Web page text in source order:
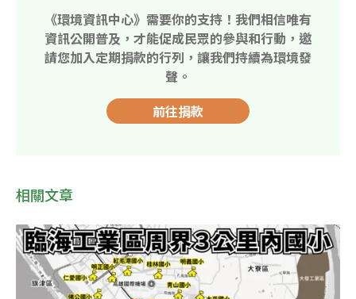
《環境資訊中心》需要你的支持！我們相信唯有
資訊公開普及，才能促成民眾的參與和行動，邀
請您加入定期捐款的行列，讓我們持續為環境發
聲。
前往捐款
相關文章